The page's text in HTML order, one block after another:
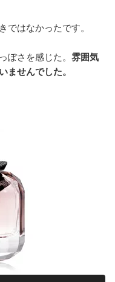
ではなかったです。
ぽさを感じた。 雰囲気
ませんでした。